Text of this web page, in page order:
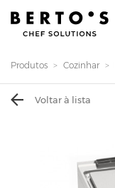
Produtos Cozinhar
Voltar à lista